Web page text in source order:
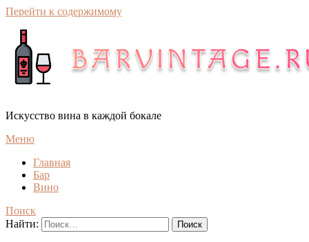
Перейти к содержимому
Искусство вина в каждой бокале
Меню
Главная
Бар
Вино
Поиск
Найти: